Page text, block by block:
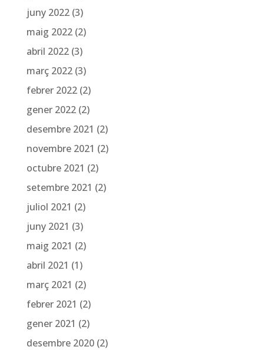
juny 2022(3)
maig 2022(2)
abril 2022(3)
març 2022(3)
febrer 2022(2)
gener 2022(2)
desembre 2021 (2)
novembre 2021 (2)
octubre 2021 (2)
setembre 2021 (2)
juliol 2021 (2)
juny 2021 (3)
maig 2021 (2)
abril 2021 (1)
març 2021 (2)
febrer 2021 (2)
gener 2021 (2)
desembre 2020(2)